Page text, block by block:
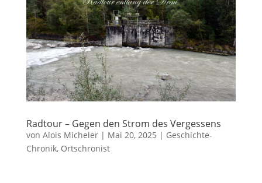
Radtour – Gegen den Strom des Vergessens
von Alois Micheler| Mai 20, 2025 | Geschichte-
Chronik, Ortschronist